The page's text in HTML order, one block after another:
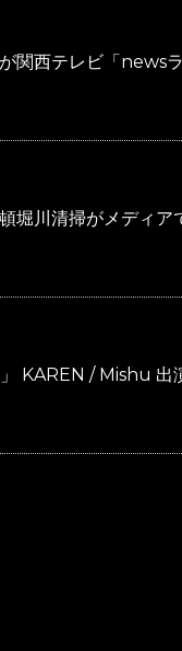
関西テレビ「news
堀川清掃がメディア
KAREN / Mishu 出